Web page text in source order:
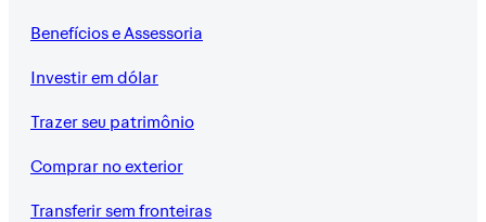
Benefícios e Assessoria
Investir em dólar
Trazer seu patrimônio
Comprar no exterior
Transferir sem fronteiras